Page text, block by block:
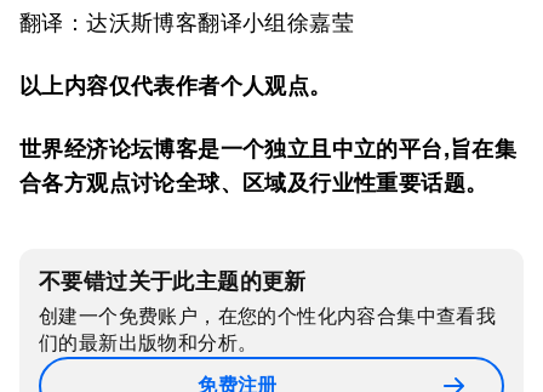
翻译：达沃斯博客翻译小组徐嘉莹
以上内容仅代表作者个人观点。
世界经济论坛博客是一个独立且中立的平台,旨在集
合各方观点讨论全球、区域及行业性重要话题。
不要错过关于此主题的更新
创建一个免费账户，在您的个性化内容合集中查看我
们的最新出版物和分析。
免费注册